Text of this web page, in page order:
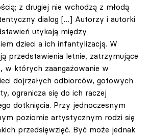
z drugiej nie wchodzą z młodą
dialog […] Autorzy i autorki
utykają między
dzieci a ich infantylizacją. W
przedstawienia letnie, zatrzymujące
w których zaangażowanie w
dojrzałych odbiorców, gotowych
ogranicza się do ich raczej
dotknięcia. Przy jednoczesnym
poziomie artystycznym rodzi się
przedsięwzięć. Być może jednak